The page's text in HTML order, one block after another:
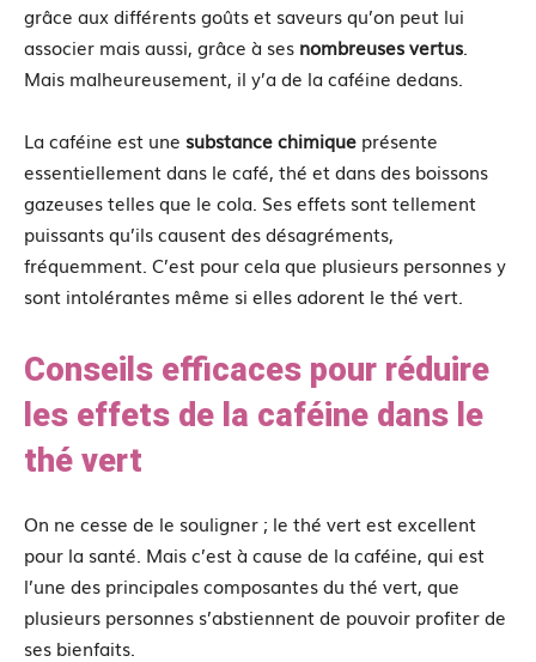
grâce aux différents goûts et saveurs qu’on peut lui
associer mais aussi, grâce à ses nombreuses vertus.
Mais malheureusement, il y’a de la caféine dedans.
La caféine est une substance chimique présente
essentiellement dans le café, thé et dans des boissons
gazeuses telles que le cola. Ses effets sont tellement
puissants qu’ils causent des désagréments,
fréquemment. C’est pour cela que plusieurs personnes y
sont intolérantes même si elles adorent le thé vert.
Conseils efficaces pour réduire
les effets de la caféine dans le
thé vert
On ne cesse de le souligner ; le thé vert est excellent
pour la santé. Mais c’est à cause de la caféine, qui est
l’une des principales composantes du thé vert, que
plusieurs personnes s’abstiennent de pouvoir profiter de
ses bienfaits.